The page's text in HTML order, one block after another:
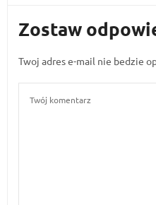
Zostaw
Twoj adres e-mail nie bedzie